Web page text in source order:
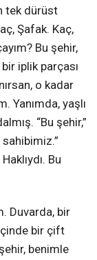
tek dürüst
Şafak. Kaç,
Bu şehir,
iplik parçası
o kadar
Yanımda, yaşlı
“Bu şehir,”
Bu
Duvarda, bir
içinde bir çift
benimle